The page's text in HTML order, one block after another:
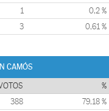
1 0,2 %
3 0,61 %
CAMÓS
%
388 79,18 %